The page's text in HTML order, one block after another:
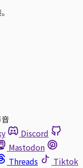
Discord
Mastodon
Threads
Tiktok